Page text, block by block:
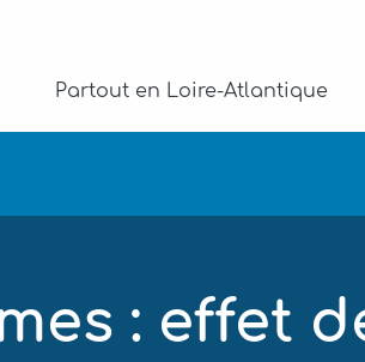
Partout en Loire-Atlantique
: effet